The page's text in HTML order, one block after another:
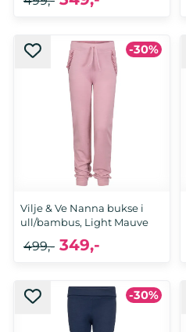
-30%
Vilje & Ve Nanna bukse i
ull/bambus, Light Mauve
349,-
499,-
-30%